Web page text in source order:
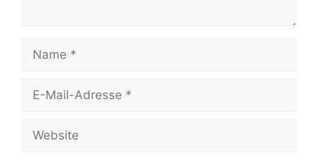
Name
Website